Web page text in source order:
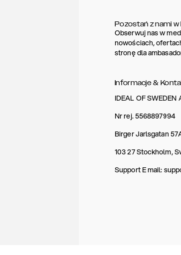
Pozostań z nami
Obserwuj nas w
nowościach,
stronę dla
Informacje &
IDEAL OF SWEDEN
Nr rej. 5568897994
Birger Jarlsgatan
103 27 Stockholm,
Support E mail: